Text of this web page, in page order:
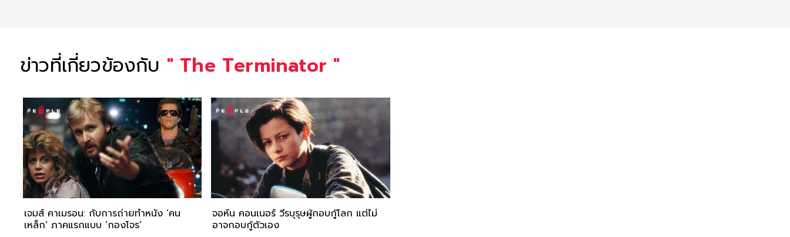
ข่าวที่เกี่ยวข้องกับ " The Terminator "
เจมส์ คาเมรอน: กับการถ่ายทำหนัง ‘คน
เหล็ก’ ภาคแรกแบบ ‘กองโจร’
จอห์น คอนเนอร์ วีรบุรุษผู้กอบกู้โลก แต่ไม่
อาจกอบกู้ตัวเอง